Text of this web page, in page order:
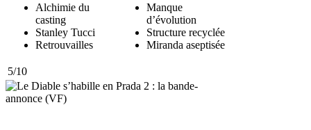
Alchimie du
casting
Stanley Tucci
Retrouvailles
Manque
d’évolution
Structure recyclée
Miranda aseptisée
5/10